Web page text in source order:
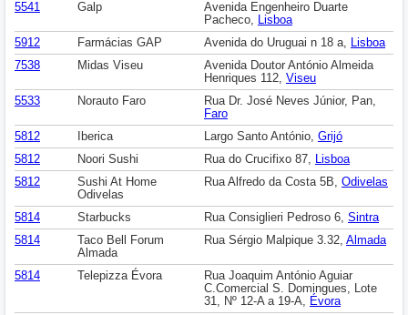
5541
Galp
Avenida Engenheiro Duarte
Pacheco, Lisboa
5912
Farmácias GAP Avenida do Uruguai n 18 a, Lisboa
7538
Midas Viseu
Avenida Doutor António Almeida
Henriques 112, Viseu
5533
Norauto Faro
Rua Dr. José Neves Júnior, Pan,
Faro
5812
Iberica Largo Santo António, Grijó
5812
Noori Sushi Rua do Crucifixo 87, Lisboa
5812
Sushi At Home
Odivelas
Rua Alfredo da Costa 5B, Odivelas
5814 Starbucks Rua Consiglieri Pedroso 6, Sintra
5814
Taco Bell Forum
Almada
Rua Sérgio Malpique 3.32, Almada
5814 Telepizza Évora
Rua Joaquim António Aguiar
C.Comercial S. Domingues, Lote
31, Nº 12-A a 19-A, Évora